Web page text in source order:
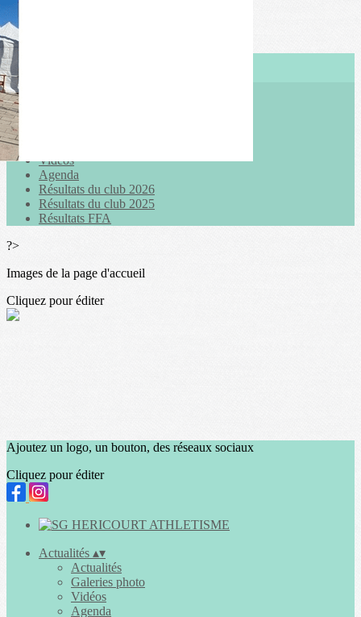
Exporter les lignes sélectionnées
Menu
<
>
Vidéos
Agenda
Résultats du club 2026
Résultats du club 2025
Résultats FFA
?>
Images de la page d'accueil
Cliquez pour éditer
Ajoutez un logo, un bouton, des réseaux sociaux
Cliquez pour éditer
Actualités ▴▾
Actualités
Galeries photo
Vidéos
Agenda